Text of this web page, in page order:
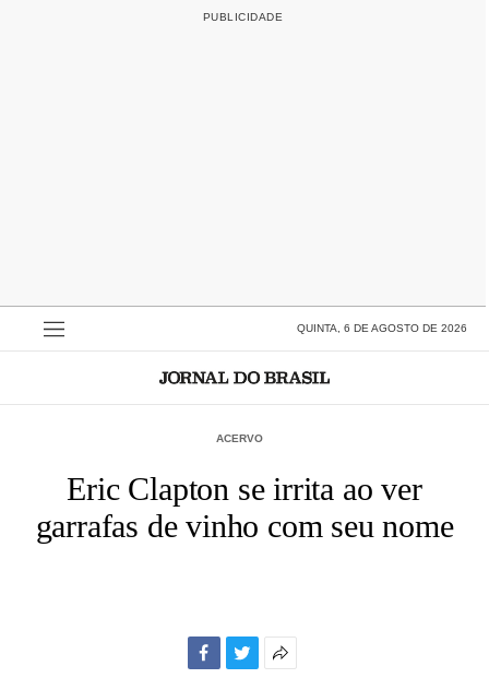
QUINTA, 6 DE AGOSTO DE 2026
ACERVO
Eric Clapton se irrita ao ver
garrafas de vinho com seu nome